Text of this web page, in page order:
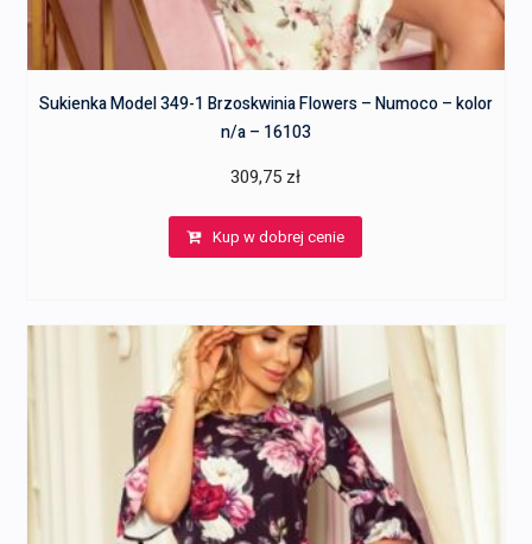
Sukienka Model 349-1 Brzoskwinia Flowers – Numoco – kolor
n/a – 16103
309,75 zł
Kup w dobrej cenie